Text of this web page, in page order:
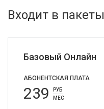
Входит в пакеты
Базовый Онлайн
АБОНЕНТСКАЯ ПЛАТА
239
РУБ
МЕС